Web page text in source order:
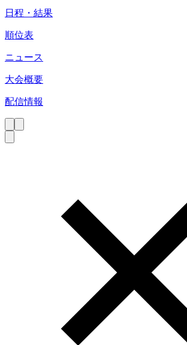
日程・結果
順位表
ニュース
大会概要
配信情報